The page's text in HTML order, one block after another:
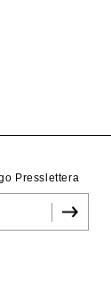
Presslettera